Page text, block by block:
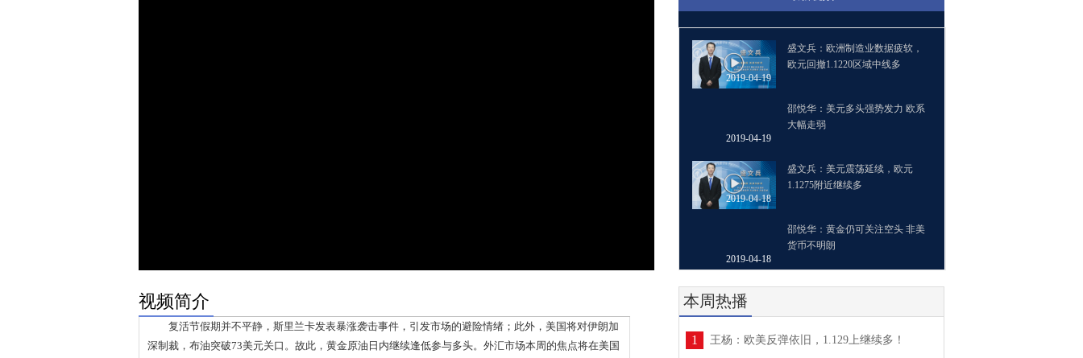
2019-04-19
盛文兵：欧洲制造业数据疲软，
欧元回撤1.1220区域中线多
2019-04-19
邵悦华：美元多头强势发力 欧系
大幅走弱
2019-04-18
盛文兵：美元震荡延续，欧元
1.1275附近继续多
2019-04-18
邵悦华：黄金仍可关注空头 非美
货币不明朗
视频简介
复活节假期并不平静，斯里兰卡发表暴涨袭击事件，引发市场的避险情绪；此外，美国将对伊朗加
深制裁，布油突破73美元关口。故此，黄金原油日内继续逢低参与多头。外汇市场本周的焦点将在美国
本周热播
1 王杨：欧美反弹依旧，1.129上继续多！